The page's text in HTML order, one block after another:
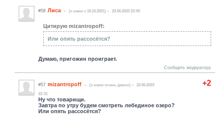
#58 Лиса (c нами с 18.10.2021) 23.06.2023 23:00
Цитирую mizantropoff:
Или опять рассосётся?
Думаю, пригожин проиграет.
Сообщить модератору
+2
#57 mizantropoff (c нами очень давно)
23.06.2023
22:31
Ну что товарищи.
Завтра по утру будем смотреть лебединое озеро?
Или опять рассосётся?